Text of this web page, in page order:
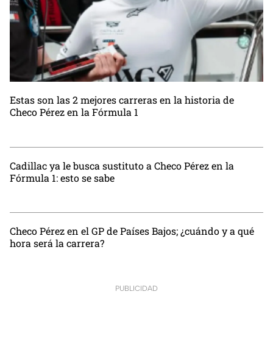
Estas son las 2 mejores carreras en la historia de
Checo Pérez en la Fórmula 1
Cadillac ya le busca sustituto a Checo Pérez en la
Fórmula 1: esto se sabe
Checo Pérez en el GP de Países Bajos; ¿cuándo y a qué
hora será la carrera?
PUBLICIDAD